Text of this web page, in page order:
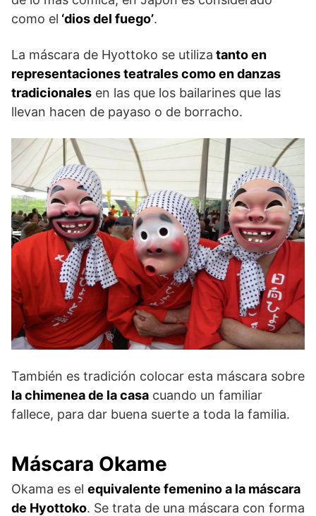
como el ‘dios del fuego’.
La máscara de Hyottoko se utiliza tanto en
representaciones teatrales como en danzas
tradicionales en las que los bailarines que las
llevan hacen de payaso o de borracho.
También es tradición colocar esta máscara sobre
la chimenea de la casa cuando un familiar
fallece, para dar buena suerte a toda la familia.
Máscara Okame
Okama es el equivalente femenino a la máscara
de Hyottoko. Se trata de una máscara con forma